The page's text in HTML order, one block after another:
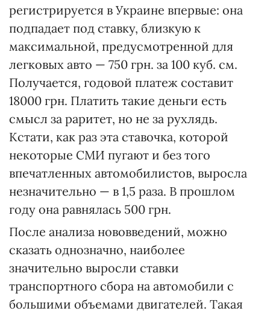
регистрируется в Украине впервые: она
подпа­дает под ставку, близкую к
максимальной, предусмотренной для
лег­ковых авто — 750 грн. за 100 куб. см.
По­лучается, годовой платеж составит
18000 грн. Платить такие деньги есть
смысл за раритет, но не за рухлядь.
Кстати, как раз эта ставочка, которой
некоторые СМИ пугают и без того
впечатленных автомобилистов, выросла
незначительно — в 1,5 раза. В прошлом
году она равнялась 500 грн.
После анализа нововведений, можно
сказать однозначно, наиболее
значительно выросли ставки
транспортного сбора на автомобили с
большими объемами двигателей. Такая